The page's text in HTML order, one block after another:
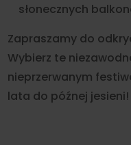
słonecznych
Zapraszamy do
Wybierz te
nieprzerwanym
lata do późnej jesieni!